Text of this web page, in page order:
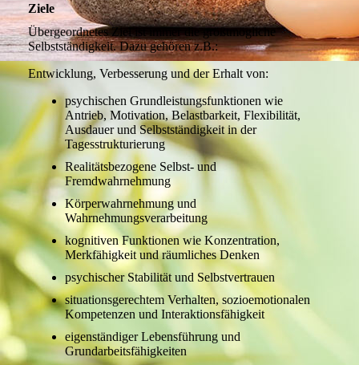
Ziele
Übergeordnetes Ziel ist immer die größtmögliche
Selbstständigkeit. Dazu gehören z.B.:
Entwicklung, Verbesserung und der Erhalt von:
psychischen Grundleistungsfunktionen wie
Antrieb, Motivation, Belastbarkeit, Flexibilität,
Ausdauer und Selbstständigkeit in der
Tagesstrukturierung
Realitätsbezogene Selbst- und
Fremdwahrnehmung
Körperwahrnehmung und
Wahrnehmungsverarbeitung
kognitiven Funktionen wie Konzentration,
Merkfähigkeit und räumliches Denken
psychischer Stabilität und Selbstvertrauen
situationsgerechtem Verhalten, sozioemotionalen
Kompetenzen und Interaktionsfähigkeit
eigenständiger Lebensführung und
Grundarbeitsfähigkeiten